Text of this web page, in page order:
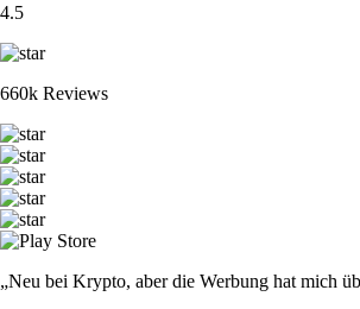
4.5
660k Reviews
„Neu bei Krypto, aber die Werbung hat mich